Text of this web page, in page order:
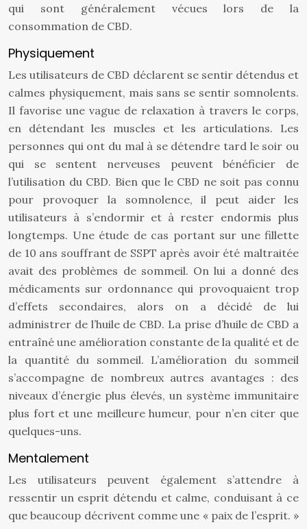
qui sont généralement vécues lors de la
consommation de CBD.
Physiquement
Les utilisateurs de CBD déclarent se sentir détendus et
calmes physiquement, mais sans se sentir somnolents.
Il favorise une vague de relaxation à travers le corps,
en détendant les muscles et les articulations. Les
personnes qui ont du mal à se détendre tard le soir ou
qui se sentent nerveuses peuvent bénéficier de
l’utilisation du CBD. Bien que le CBD ne soit pas connu
pour provoquer la somnolence, il peut aider les
utilisateurs à s’endormir et à rester endormis plus
longtemps. Une étude de cas portant sur une fillette
de 10 ans souffrant de SSPT après avoir été maltraitée
avait des problèmes de sommeil. On lui a donné des
médicaments sur ordonnance qui provoquaient trop
d’effets secondaires, alors on a décidé de lui
administrer de l’huile de CBD. La prise d’huile de CBD a
entraîné une amélioration constante de la qualité et de
la quantité du sommeil. L’amélioration du sommeil
s’accompagne de nombreux autres avantages : des
niveaux d’énergie plus élevés, un système immunitaire
plus fort et une meilleure humeur, pour n’en citer que
quelques-uns.
Mentalement
Les utilisateurs peuvent également s’attendre à
ressentir un esprit détendu et calme, conduisant à ce
que beaucoup décrivent comme une « paix de l’esprit. »